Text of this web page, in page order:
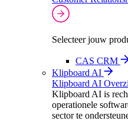
Selecteer jouw
CAS CRM
Klipboard AI
Klipboard AI
Klipboard AI is
operationele
sector te